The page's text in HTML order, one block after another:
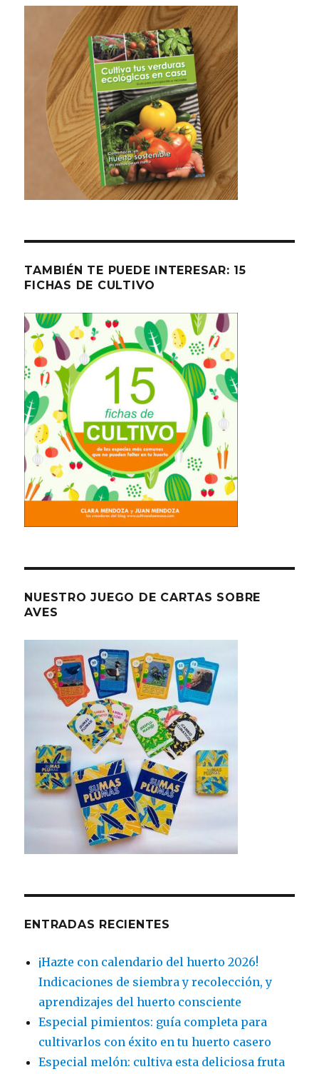
TAMBIÉN TE PUEDE INTERESAR: 15
FICHAS DE CULTIVO
NUESTRO JUEGO DE CARTAS SOBRE
AVES
ENTRADAS RECIENTES
¡Hazte con calendario del huerto 2026!
Indicaciones de siembra y recolección, y
aprendizajes del huerto consciente
Especial pimientos: guía completa para
cultivarlos con éxito en tu huerto casero
Especial melón: cultiva esta deliciosa fruta